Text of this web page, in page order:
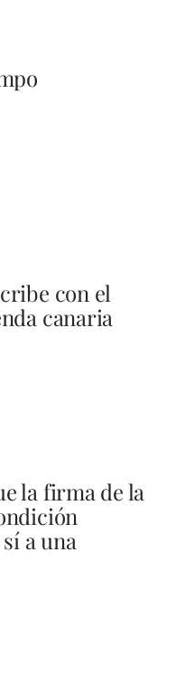
con el
canaria
la firma de la
a una